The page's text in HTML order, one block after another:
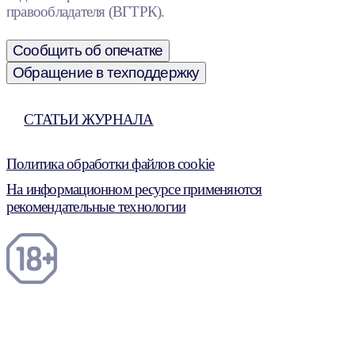
правообладателя (ВГТРК).
Сообщить об опечатке
Обращение в техподдержку
СТАТЬИ ЖУРНАЛА
Политика обработки файлов cookie
На информационном ресурсе применяются
рекомендательные технологии